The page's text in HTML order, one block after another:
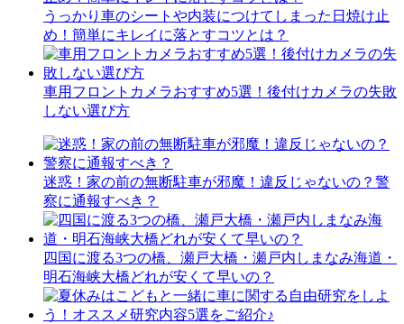
うっかり車のシートや内装につけてしまった日焼け止
め！簡単にキレイに落とすコツとは？
車用フロントカメラおすすめ5選！後付けカメラの失敗
しない選び方
迷惑！家の前の無断駐車が邪魔！違反じゃないの？警
察に通報すべき？
四国に渡る3つの橋、瀬戸大橋・瀬戸内しまなみ海道・
明石海峡大橋どれが安くて早いの？